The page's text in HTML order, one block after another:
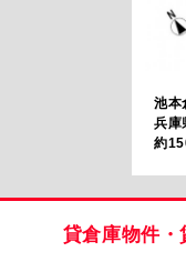
池本
兵庫
約
貸倉庫物件・